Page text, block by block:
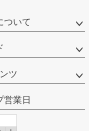
ついて
ツ
営業日